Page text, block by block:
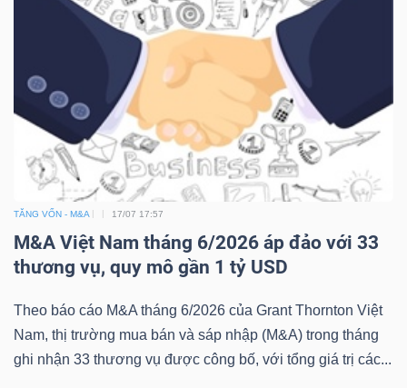
TĂNG VỐN - M&A 17/07 17:57
M&A Việt Nam tháng 6/2026 áp đảo với 33
thương vụ, quy mô gần 1 tỷ USD
Theo báo cáo M&A tháng 6/2026 của Grant Thornton Việt
Nam, thị trường mua bán và sáp nhập (M&A) trong tháng
ghi nhận 33 thương vụ được công bố, với tổng giá trị các...